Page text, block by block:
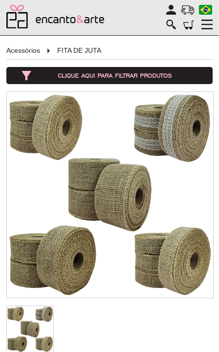
Acessórios FITA DE JUTA
CLIQUE AQUI PARA FILTRAR PRODUTOS